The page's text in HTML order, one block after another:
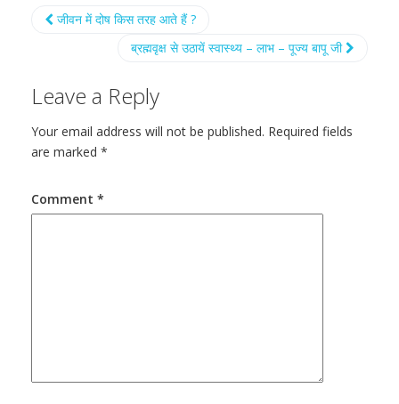
जीवन में दोष किस तरह आते हैं ?
ब्रह्मवृक्ष से उठायें स्वास्थ्य – लाभ – पूज्य बापू जी
Leave a Reply
Your email address will not be published. Required fields
are marked *
Comment *